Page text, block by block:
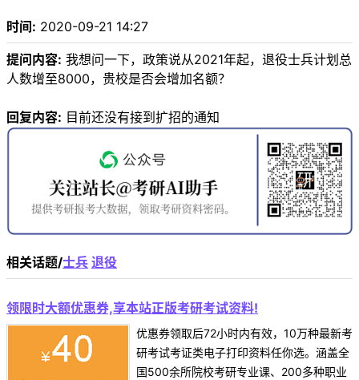
时间: 2020-09-21 14:27
提问内容: 我想问一下，政策说从2021年起，退役士兵计划总
人数增至8000，贵校是否会增加名额？
回复内容: 目前还没有接到扩招的通知
相关话题/士兵 退役
领限时大额优惠券,享本站正版考研考试资料!
优惠券领取后72小时内有效，10万种最新考
研考试考证类电子打印资料任你选。涵盖全
国500余所院校考研专业课、200多种职业